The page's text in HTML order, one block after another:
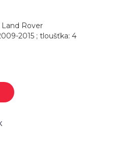
Rover
2015 ; tloušťka: 4